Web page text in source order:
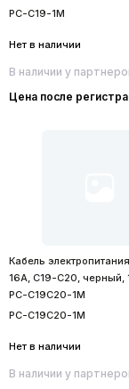
PC-C19-1M
Нет в наличии
В наличии у
Цена после
Кабель
16А, C19-C20, черный,
PC-C19C20-1M
PC-C19C20-1M
Нет в наличии
В наличии у